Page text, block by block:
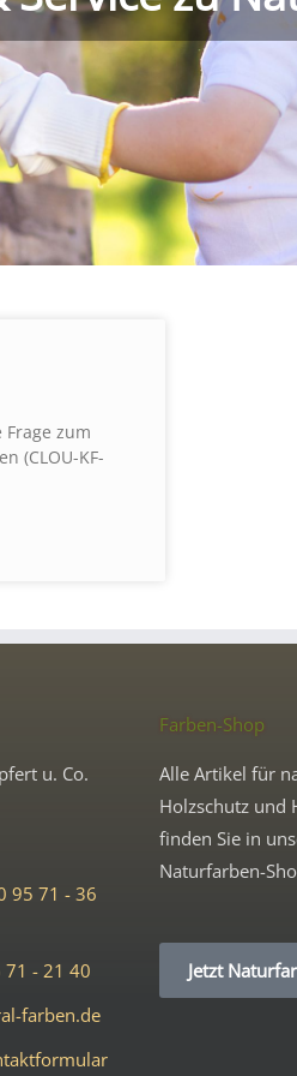
zum
(CLOU-KF-
u. Co.
95 71 - 36
71 - 21 40
farben.de
Farben-Shop
Alle Artikel für
Holzschutz und
finden Sie in
Naturfarben-
Jetzt